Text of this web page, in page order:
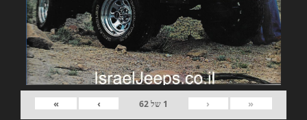
«
‹
1 של62
›
»